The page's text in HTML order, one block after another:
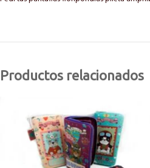
Productos relacionados